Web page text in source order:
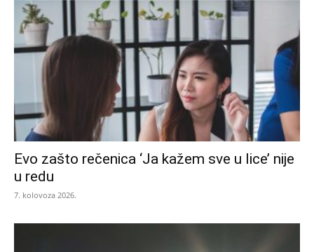
Evo zašto rečenica ‘Ja kažem sve u lice’ nije
u redu
7. kolovoza 2026.